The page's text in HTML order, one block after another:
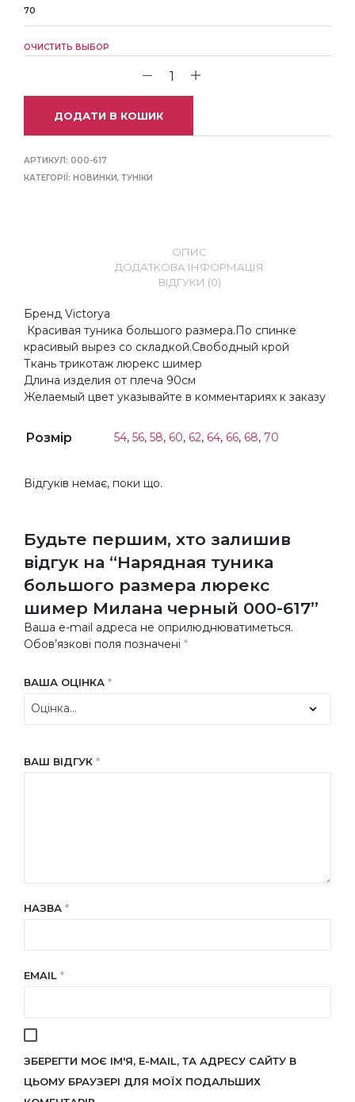
70
ОЧИСТИТЬ ВЫБОР
ДОДАТИ В КОШИК
АРТИКУЛ: 000-617
КАТЕГОРІЇ: НОВИНКИ, ТУНІКИ
ОПИС
ДОДАТКОВА ІНФОРМАЦІЯ
ВІДГУКИ (0)
Бренд Victorya
Красивая туника большого размера.По спинке
красивый вырез со складкой.Свободный крой
Ткань трикотаж люрекс шимер
Длина изделия от плеча 90см
Желаемый цвет указывайте в комментариях к заказу
Розмір 54, 56, 58, 60, 62, 64, 66, 68, 70
Відгуків немає, поки що.
Будьте першим, хто залишив
відгук на “Нарядная туника
большого размера люрекс
шимер Милана черный 000-617”
Ваша e-mail адреса не оприлюднюватиметься.
Обов’язкові поля позначені *
ВАША ОЦІНКА *
ВАШ ВІДГУК *
НАЗВА *
EMAIL *
ЗБЕРЕГТИ МОЄ ІМ'Я, E-MAIL, ТА АДРЕСУ САЙТУ В
ЦЬОМУ БРАУЗЕРІ ДЛЯ МОЇХ ПОДАЛЬШИХ